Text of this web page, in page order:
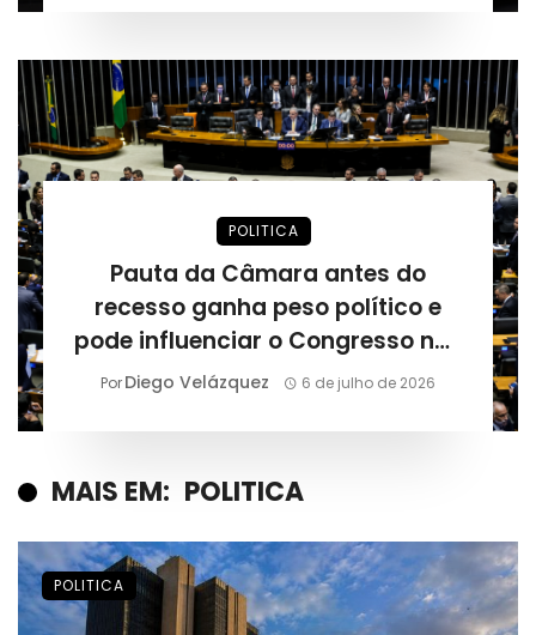
POLITICA
Pauta da Câmara antes do
recesso ganha peso político e
pode influenciar o Congresso nas
eleições de 2026
PorDiego Velázquez 6 de julho de 2026
MAIS EM: POLITICA
POLITICA